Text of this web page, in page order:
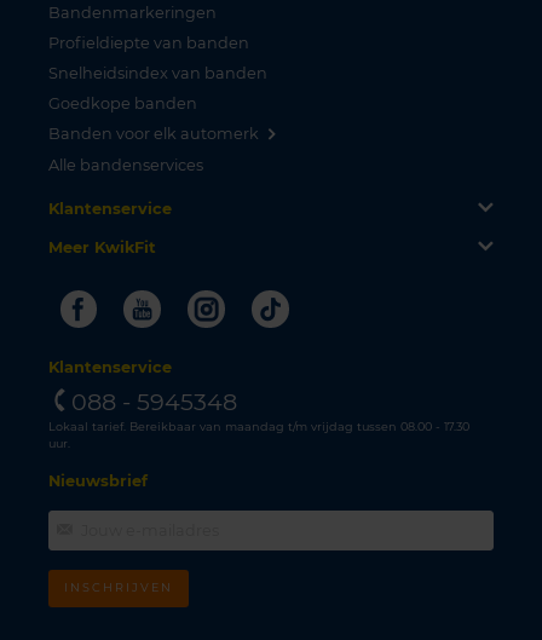
Bandenmarkeringen
Profieldiepte van banden
Snelheidsindex van banden
Goedkope banden
Banden voor elk automerk
Alle bandenservices
Klantenservice
Meer KwikFit
FacebookYoutubeInstagram
Tiktok
Klantenservice
088 - 5945348
Lokaal tarief. Bereikbaar van maandag t/m vrijdag tussen 08.00 - 17.30
uur.
Nieuwsbrief
INSCHRIJVEN